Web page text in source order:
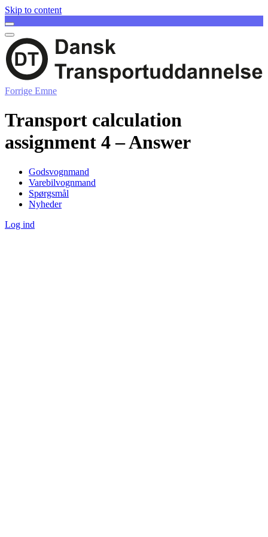
Skip to content
Forrige Emne
Transport calculation
assignment 4 – Answer
Godsvognmand
Varebilvognmand
Spørgsmål
Nyheder
Log ind